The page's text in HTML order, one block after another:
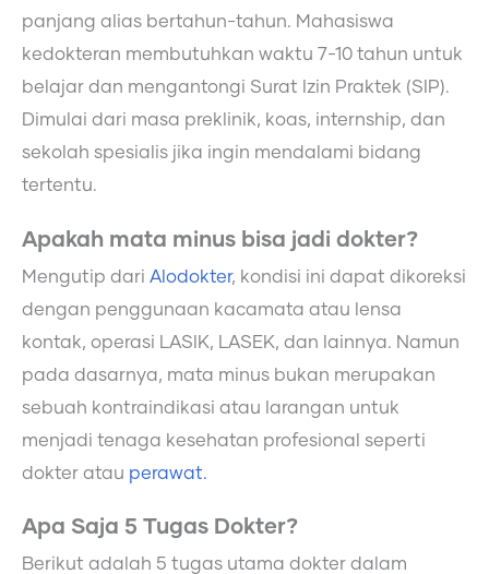
panjang alias bertahun-tahun. Mahasiswa
kedokteran membutuhkan waktu 7-10 tahun untuk
belajar dan mengantongi Surat Izin Praktek (SIP).
Dimulai dari masa preklinik, koas, internship, dan
sekolah spesialis jika ingin mendalami bidang
tertentu.
Apakah mata minus bisa jadi dokter?
Mengutip dari Alodokter, kondisi ini dapat dikoreksi
dengan penggunaan kacamata atau lensa
kontak, operasi LASIK, LASEK, dan lainnya. Namun
pada dasarnya, mata minus bukan merupakan
sebuah kontraindikasi atau larangan untuk
menjadi tenaga kesehatan profesional seperti
dokter atau perawat.
Apa Saja 5 Tugas Dokter?
Berikut adalah 5 tugas utama dokter dalam